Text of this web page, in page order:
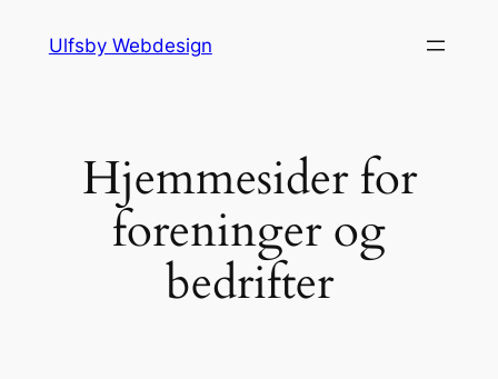
Ulfsby Webdesign
Hjemmesider for
foreninger og
bedrifter